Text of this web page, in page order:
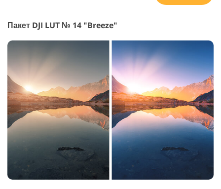
Пакет DJI LUT № 14 "Breeze"